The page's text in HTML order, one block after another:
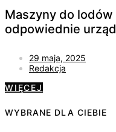
Maszyny do lodów
odpowiednie
29 maja, 2025
Redakcja
WIĘCEJ
WYBRANE DLA CIEBIE